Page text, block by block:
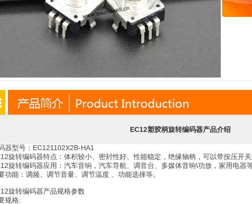
EC12塑胶柄旋转编码器产品介绍
器型号：EC121102X2B-HA1
旋转编码器特点：体积较小、密封性好、性能稳定，绝缘轴柄，可以带按压开
旋转编码器应用：汽车音响，汽车导航、调音台、多媒体音响\功放，家用电器
功能：调频、调节音量、调节温度 、功能选择等。
旋转编码器产品规格参数
规格: